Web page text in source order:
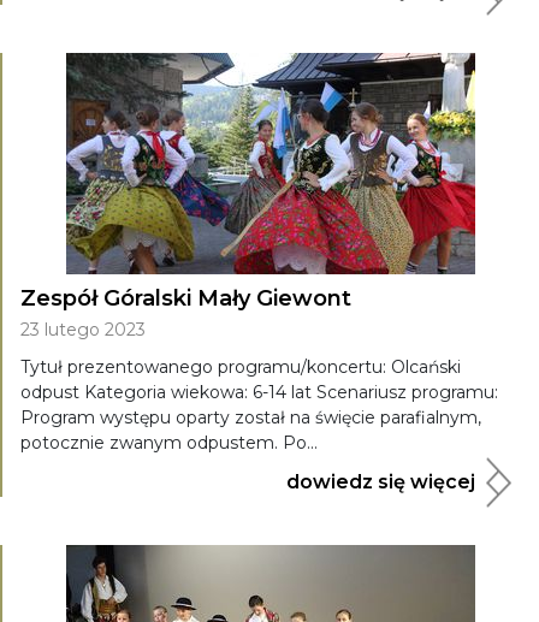
Zespół Góralski Mały Giewont
23 lutego 2023
Tytuł prezentowanego programu/koncertu: Olcański
odpust Kategoria wiekowa: 6-14 lat Scenariusz programu:
Program występu oparty został na święcie parafialnym,
potocznie zwanym odpustem. Po...
dowiedz się więcej